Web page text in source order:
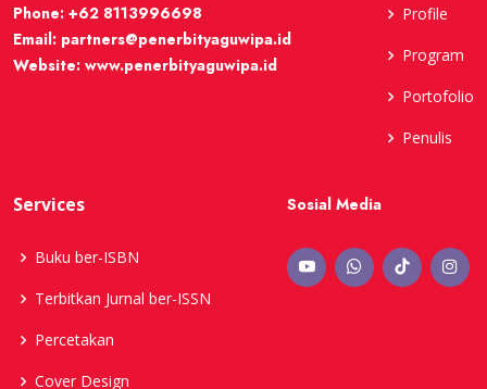
Phone: +62 8113996698
Email: partners@penerbityaguwipa.id
Website: www.penerbityaguwipa.id
Profile
Program
Portofolio
Penulis
Services
Buku ber-ISBN
Terbitkan Jurnal ber-ISSN
Percetakan
Cover Design
Sosial Media